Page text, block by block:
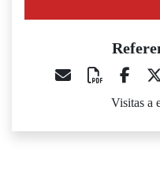
Visitas a